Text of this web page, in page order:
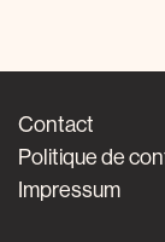
Contact
Politique de
Impressum